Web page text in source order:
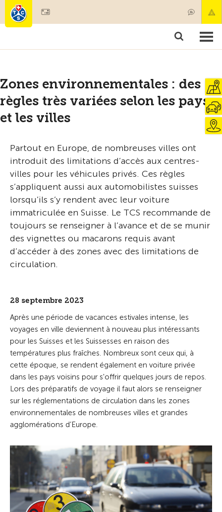
Membres & prestations
Zones environnementales : des
règles très variées selon les pays
et les villes
Partout en Europe, de nombreuses villes ont
introduit des limitations d’accès aux centres-
villes pour les véhicules privés. Ces règles
s’appliquent aussi aux automobilistes suisses
lorsqu’ils s’y rendent avec leur voiture
immatriculée en Suisse. Le TCS recommande de
toujours se renseigner à l’avance et de se munir
des vignettes ou macarons requis avant
d’accéder à des zones avec des limitations de
circulation.
28 septembre 2023
Après une période de vacances estivales intense, les
voyages en ville deviennent à nouveau plus intéressants
pour les Suisses et les Suissesses en raison des
températures plus fraîches. Nombreux sont ceux qui, à
cette époque, se rendent également en voiture privée
dans les pays voisins pour s'offrir quelques jours de repos.
Lors des préparatifs de voyage il faut alors se renseigner
sur les réglementations de circulation dans les zones
environnementales de nombreuses villes et grandes
agglomérations d’Europe.